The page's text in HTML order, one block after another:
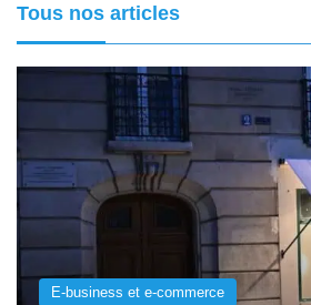
Tous nos articles
E-business et e-commerce